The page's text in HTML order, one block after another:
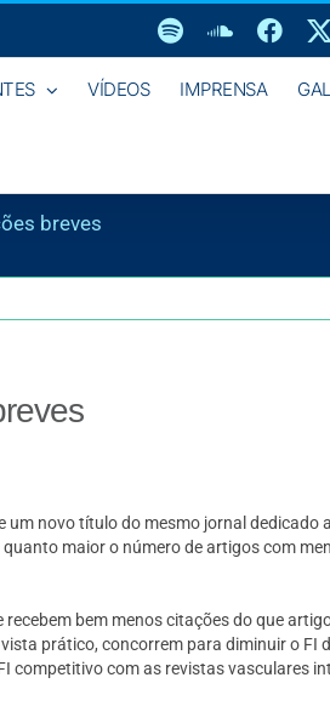
Spotify
VÍDEOS IMPRENSA
breves
novo título do mesmo jornal dedicado
maior o número de artigos com
bem menos citações do que
prático, concorrem para diminuir o FI
competitivo com as revistas vasculares